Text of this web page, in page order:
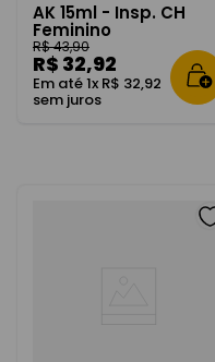
AK 15ml - Insp. CH
Feminino
R$43,90
R$ 32,92
Em até1x R$ 32,92
sem juros